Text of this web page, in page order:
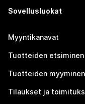
Sovellusluokat
Myyntikanavat
Tuotteiden etsiminen
Tuotteiden myyminen
Tilaukset ja